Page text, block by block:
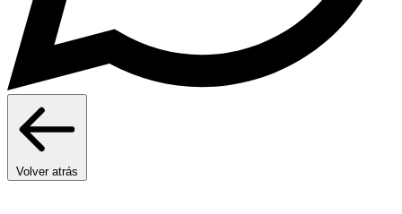
Volver atrás